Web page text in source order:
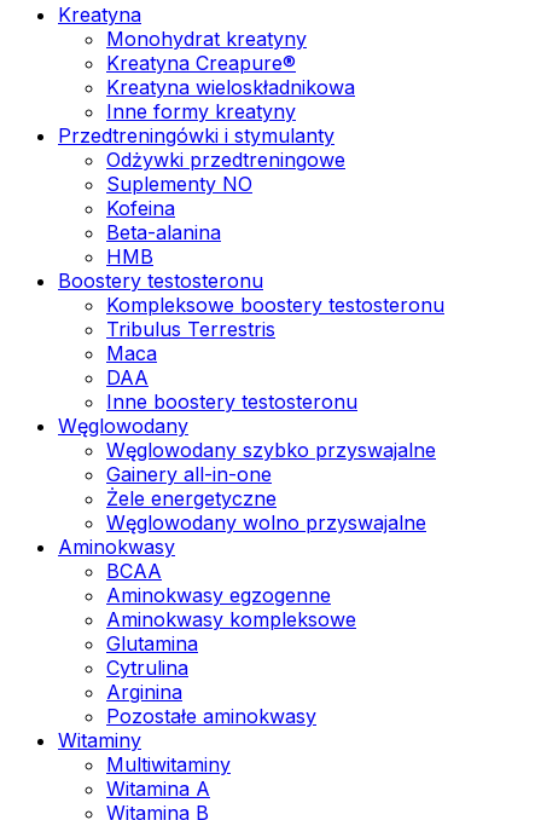
Kreatyna
Monohydrat kreatyny
Kreatyna Creapure®
Kreatyna wieloskładnikowa
Inne formy kreatyny
Przedtreningówki i stymulanty
Odżywki przedtreningowe
Suplementy NO
Kofeina
Beta-alanina
HMB
Boostery testosteronu
Kompleksowe boostery testosteronu
Tribulus Terrestris
Maca
DAA
Inne boostery testosteronu
Węglowodany
Węglowodany szybko przyswajalne
Gainery all-in-one
Żele energetyczne
Węglowodany wolno przyswajalne
Aminokwasy
BCAA
Aminokwasy egzogenne
Aminokwasy kompleksowe
Glutamina
Cytrulina
Arginina
Pozostałe aminokwasy
Witaminy
Multiwitaminy
Witamina A
Witamina B